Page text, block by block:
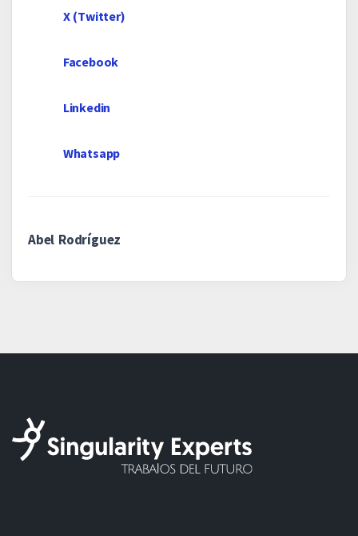
X (Twitter)
Facebook
Linkedin
Whatsapp
Abel Rodríguez